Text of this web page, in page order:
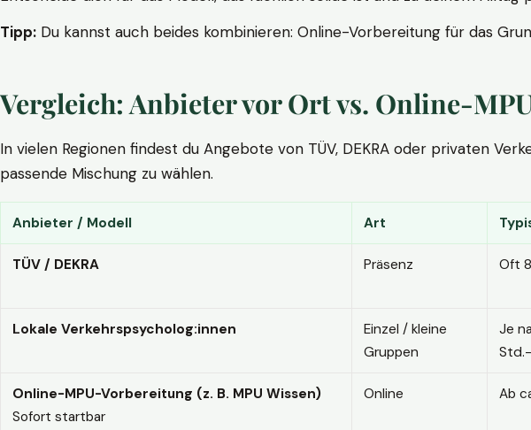
Tipp: Du kannst auch beides kombinieren: Online-Vorbereitung für das
Vergleich: Anbieter vor Ort vs. Online-
In vielen Regionen findest du Angebote von TÜV, DEKRA oder privaten
passende Mischung zu wählen.
Anbieter / Modell Art
TÜV / DEKRA Präsenz Oft
Lokale Verkehrspsycholog:innen
Einzel / kleine
Gruppen
Je
Online-MPU-Vorbereitung (z. B. MPU Wissen)
Sofort startbar
Online Ab